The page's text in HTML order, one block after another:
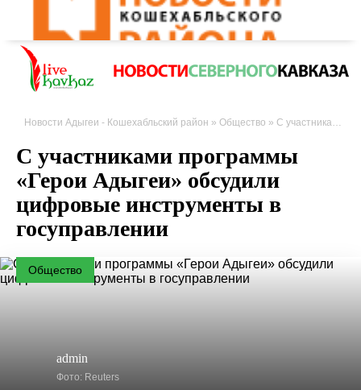
Новости Адыгеи - Кошехабльский район » Общество » С участниками программы «Герои Адыгеи» обсудили цифровые инструменты в госуправлении
С участниками программы
«Герои Адыгеи» обсудили
цифровые инструменты в
госуправлении
Общество
admin
Фото: Reuters